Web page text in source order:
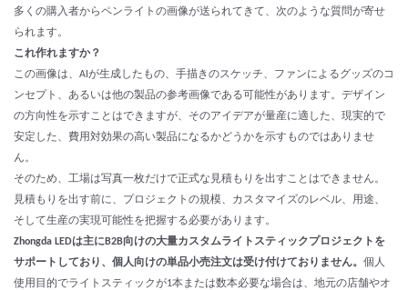
多くの購入者からペンライトの画像が送られてきて、次のような質問が寄せ
られます。
これ作れますか？
この画像は、AIが生成したもの、手描きのスケッチ、ファンによるグッズのコ
ンセプト、あるいは他の製品の参考画像である可能性があります。デザイン
の方向性を示すことはできますが、そのアイデアが量産に適した、現実的で
安定した、費用対効果の高い製品になるかどうかを示すものではありませ
ん。
そのため、工場は写真一枚だけで正式な見積もりを出すことはできません。
見積もりを出す前に、プロジェクトの規模、カスタマイズのレベル、用途、
そして生産の実現可能性を把握する必要があります。
Zhongda LEDは主にB2B向けの大量カスタムライトスティックプロジェクトを
サポートしており、個人向けの単品小売注文は受け付けておりません。 個人
使用目的でライトスティックが1本または数本必要な場合は、地元の店舗やオ